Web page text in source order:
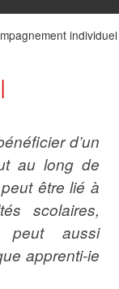
individuel
d’un
au long de
être lié à
scolaires,
peut aussi
apprenti-ie